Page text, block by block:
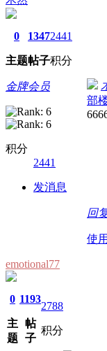
0
主题
1347
帖子
2441
积分
金牌会员
积分
2441
发消息
部
回
使
emotional77
0
主
题
1193
帖
子
2788
积分